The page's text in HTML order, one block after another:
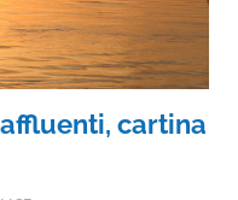
cartina